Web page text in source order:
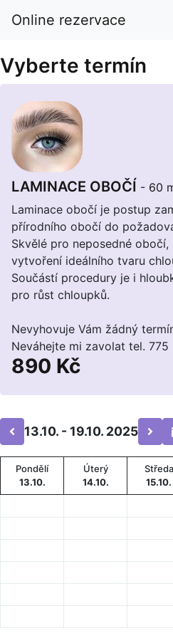
Online rezervace
Vyberte termín
LAMINACE OBOČÍ - 60
Laminace obočí je postup
přírodního obočí do
Skvělé pro neposedné
vytvoření ideálního tvaru
Součástí procedury je i
pro růst chloupků.
Nevyhovuje Vám žádný
Neváhejte mi zavolat tel.
890 Kč
13.10. - 19.10. 2025
Pondělí
13.10.
Úterý
14.10.
Středa
15.10.